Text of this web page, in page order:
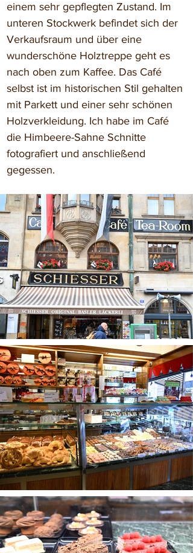
einem sehr gepflegten Zustand. Im
unteren Stockwerk befindet sich der
Verkaufsraum und über eine
wunderschöne Holztreppe geht es
nach oben zum Kaffee. Das Café
selbst ist im historischen Stil gehalten
mit Parkett und einer sehr schönen
Holzverkleidung. Ich habe im Café
die Himbeere-Sahne Schnitte
fotografiert und anschließend
gegessen.